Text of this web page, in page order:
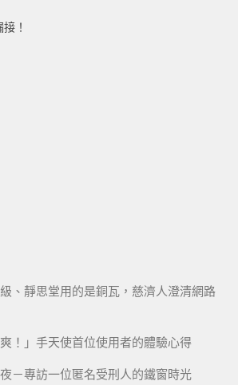
！
、靜思堂用的是銅瓦，慈濟人澄清網路
！」手天使首位使用者的體驗心得
－專訪一位匿名受刑人的鐵窗時光